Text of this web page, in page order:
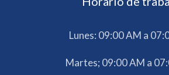
Lunes: 09:00 AM a
Martes; 09:00 AM a